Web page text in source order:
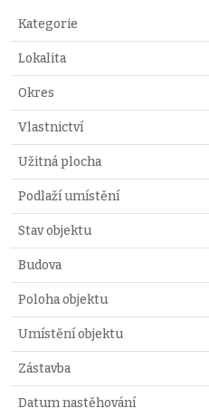
Kategorie
Lokalita
Okres
Vlastnictví
Užitná plocha
Podlaží umístění
Stav objektu
Budova
Poloha objektu
Umístění objektu
Zástavba
Datum nastěhování